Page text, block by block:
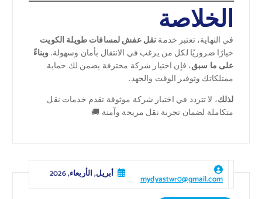
الخلاصة
في النهاية، تعتبر خدمةنقل عفش لمسافات طويلة الكويت
خيارًا ضروريًا لكل من يرغب في الانتقال بأمان وسهولة.وبناءً
على ما سبق، فإن اختيار شركة محترفة يضمن لك حماية
ممتلكاتك وتوفير الوقت والجهد.
لذلك، لا تتردد في اختيار شركة موثوقة تقدم خدمات نقل
متكاملة لضمان تجربة نقل مريحة وآمنة 🚚
mydyastwr0@gmail.com أبريل, الأربعاء, 2026